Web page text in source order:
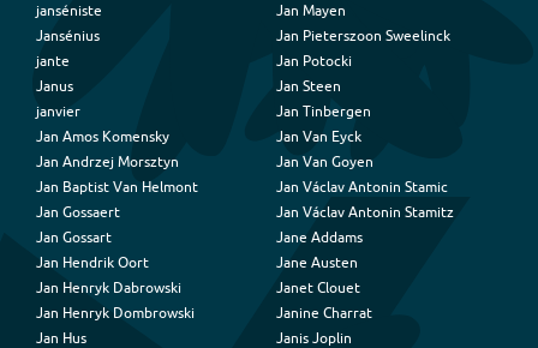
janséniste
Jansénius
jante
Janus
janvier
Jan Amos Komensky
Jan Andrzej Morsztyn
Jan Baptist Van Helmont
Jan Gossaert
Jan Gossart
Jan Hendrik Oort
Jan Henryk Dabrowski
Jan Henryk Dombrowski
Jan Hus
Jan Mayen
Jan Pieterszoon Sweelinck
Jan Potocki
Jan Steen
Jan Tinbergen
Jan Van Eyck
Jan Van Goyen
Jan Václav Antonin Stamic
Jan Václav Antonin Stamitz
Jane Addams
Jane Austen
Janet Clouet
Janine Charrat
Janis Joplin